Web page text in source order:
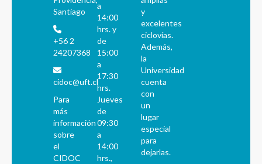
Santiago
+56 2
24207368
cidoc@uft.cl
Para
más
información
sobre
el
CIDOC
a
14:00
hrs. y
de
15:00
a
17:30
hrs.
Jueves
de
09:30
a
14:00
hrs.,
y
excelentes
ciclovías.
Además,
la
Universidad
cuenta
con
un
lugar
especial
para
dejarlas.